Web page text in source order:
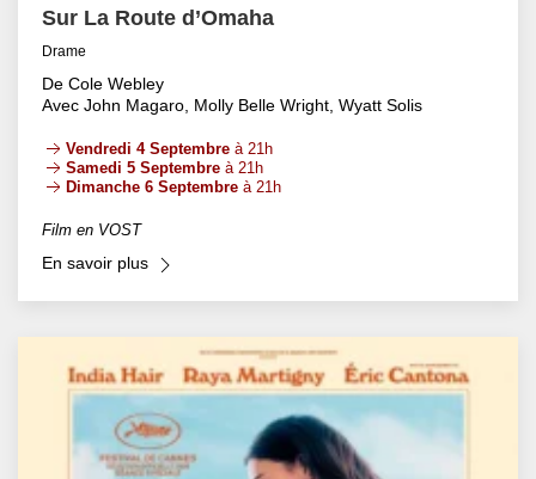
Sur La Route d’Omaha
Drame
De Cole Webley
Avec John Magaro, Molly Belle Wright, Wyatt Solis
Vendredi 4 Septembre à 21h
Samedi 5 Septembre à 21h
Dimanche 6 Septembre à 21h
Film en VOST
En savoir plus